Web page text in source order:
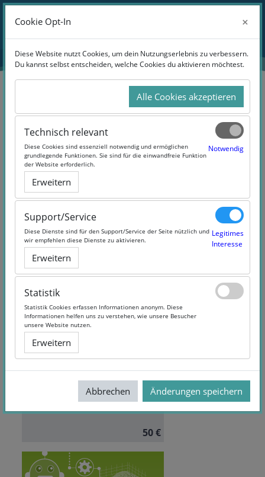
Zum Hauptinhalt
Website-Übersicht
Anmelden
Suchen
3 Products Found
Datenanalyse und -
bewertung
New 4.0 Akademie
German
50 €
Cookie Opt-In ×
Diese Website nutzt Cookies, um dein Nutzungserlebnis zu verbessern.
Du kannst selbst entscheiden, welche Cookies du aktivieren möchtest.
Alle Cookies akzeptieren
Technisch relevant
Diese Cookies sind essenziell notwendig und ermöglichen
grundlegende Funktionen. Sie sind für die einwandfreie Funktion
der Website erforderlich.
Notwendig
Erweitern
Support/Service
Diese Dienste sind für den Support/Service der Seite nützlich und
wir empfehlen diese Dienste zu aktivieren.
Legitimes
Interesse
Erweitern
Statistik
Statistik Cookies erfassen Informationen anonym. Diese
Informationen helfen uns zu verstehen, wie unsere Besucher
unsere Website nutzen.
Erweitern
Abbrechen Änderungen speichern
Cookie Opt-In ×
Diese Website nutzt Cookies, um dein Nutzungserlebnis zu verbessern.
Du kannst selbst entscheiden, welche Cookies du aktivieren möchtest.
Alle Cookies akzeptieren
Technisch relevant
Diese Cookies sind essenziell notwendig und ermöglichen
grundlegende Funktionen. Sie sind für die einwandfreie Funktion
der Website erforderlich.
Notwendig
Erweitern
Support/Service
Diese Dienste sind für den Support/Service der Seite nützlich und
wir empfehlen diese Dienste zu aktivieren.
Legitimes
Interesse
Erweitern
Statistik
Statistik Cookies erfassen Informationen anonym. Diese
Informationen helfen uns zu verstehen, wie unsere Besucher
unsere Website nutzen.
Erweitern
Abbrechen Änderungen speichern